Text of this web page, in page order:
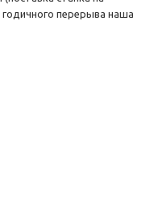
годичного перерыва наша